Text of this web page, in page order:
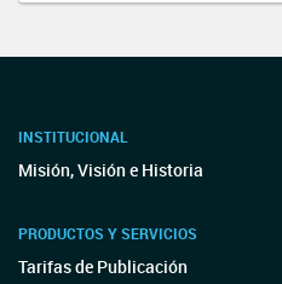
INSTITUCIONAL
Misión, Visión e Historia
PRODUCTOS Y SERVICIOS
Tarifas de Publicación